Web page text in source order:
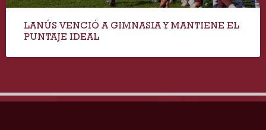
LANÚS VENCIÓ A GIMNASIA Y MANTIENE EL
PUNTAJE IDEAL